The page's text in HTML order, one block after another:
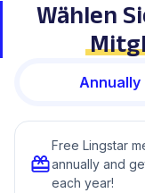
Wählen
Annually
Free Lingstar
annually and
each year!